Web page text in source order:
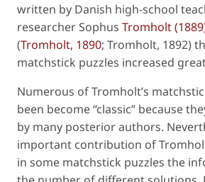
written by Danish high-school
researcher Sophus Tromholt
(Tromholt, 1890; Tromholt, 1892)
matchstick puzzles increased
Numerous of Tromholt’s
been become “classic” because
by many posterior authors.
important contribution of
in some matchstick puzzles the